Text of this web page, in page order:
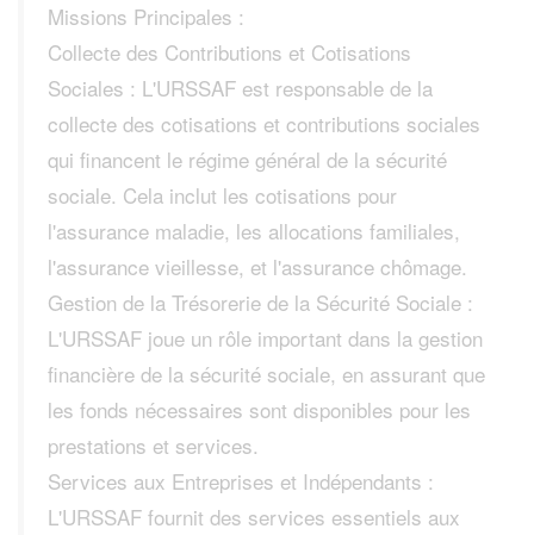
Missions Principales :
Collecte des Contributions et Cotisations
Sociales : L'URSSAF est responsable de la
collecte des cotisations et contributions sociales
qui financent le régime général de la sécurité
sociale. Cela inclut les cotisations pour
l'assurance maladie, les allocations familiales,
l'assurance vieillesse, et l'assurance chômage.
Gestion de la Trésorerie de la Sécurité Sociale :
L'URSSAF joue un rôle important dans la gestion
financière de la sécurité sociale, en assurant que
les fonds nécessaires sont disponibles pour les
prestations et services.
Services aux Entreprises et Indépendants :
L'URSSAF fournit des services essentiels aux